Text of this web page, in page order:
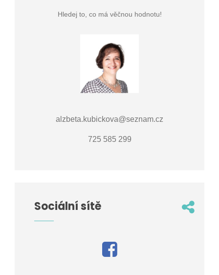
Hledej to, co má věčnou hodnotu!
alzbeta.kubickova@seznam.cz
725 585 299
Sociální sítě